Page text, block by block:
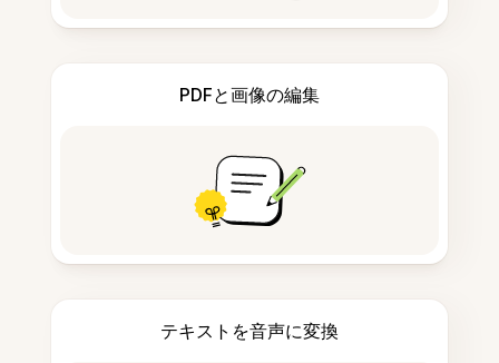
PDFと画像の編集
テキストを音声に変換